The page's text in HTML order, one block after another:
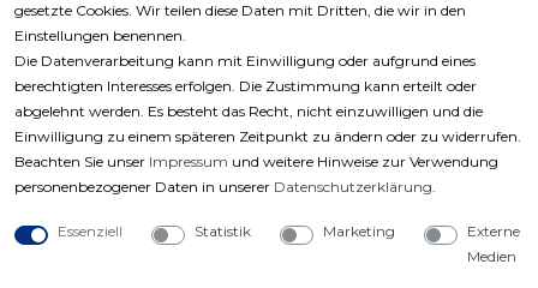
gesetzte Cookies. Wir teilen diese Daten mit Dritten, die wir in den
Einstellungen benennen.
Die Datenverarbeitung kann mit Einwilligung oder aufgrund eines
berechtigten Interesses erfolgen. Die Zustimmung kann erteilt oder
abgelehnt werden. Es besteht das Recht, nicht einzuwilligen und die
Einwilligung zu einem späteren Zeitpunkt zu ändern oder zu widerrufen.
Beachten Sie unser Impressum und weitere Hinweise zur Verwendung
personenbezogener Daten in unserer Daten­schutz­erklärung.
Essenziell Statistik Marketing
Externe
Medien